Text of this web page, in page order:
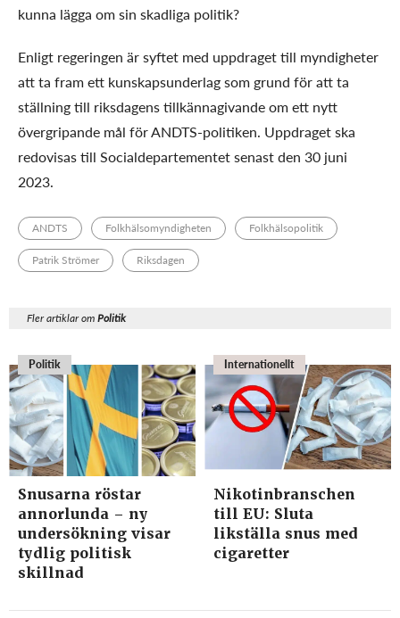
kunna lägga om sin skadliga politik?
Enligt regeringen är syftet med uppdraget till myndigheter
att ta fram ett kunskaps­underlag som grund för att ta
ställning till riksdagens tillkännagivande om ett nytt
övergripande mål för ANDTS-politiken. Uppdraget ska
redovisas till Social­departemen­tet senast den 30 juni
2023.
ANDTS Folkhälsomyndigheten Folkhälsopolitik
Patrik Strömer Riksdagen
Fler artiklar omPolitik
Politik
Snusarna röstar
annorlunda – ny
undersökning visar
tydlig politisk
skillnad
Internationellt
Nikotinbranschen
till EU: Sluta
likställa snus med
cigaretter